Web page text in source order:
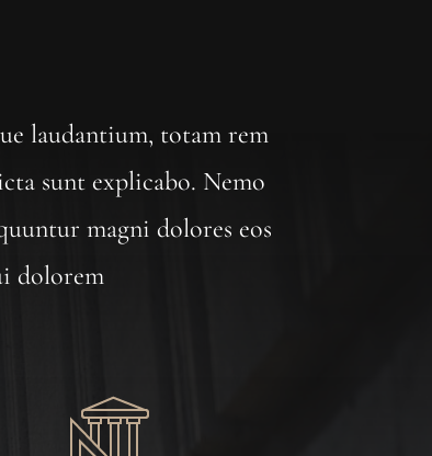
laudantium, totam rem
sunt explicabo. Nemo
magni dolores eos
dolorem